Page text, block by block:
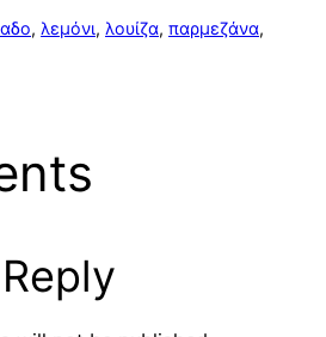
, λεμόνι, λουίζα, παρμεζάνα